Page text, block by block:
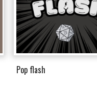
Pop flash